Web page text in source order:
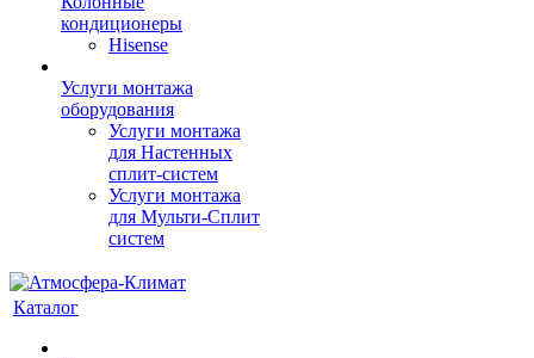
кондиционеры
Hisense
Услуги монтажа
оборудования
Услуги монтажа
для Настенных
сплит-систем
Услуги монтажа
для Мульти-Сплит
систем
Каталог